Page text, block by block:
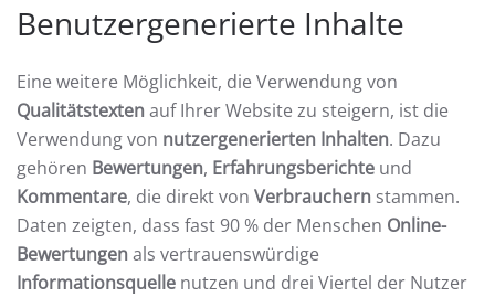
Benutzergenerierte Inhalte
Eine weitere Möglichkeit, die Verwendung von
Qualitätstextenauf Ihrer Website zu steigern, ist die
Verwendung von nutzergenerierten Inhalten. Dazu
gehören Bewertungen, Erfahrungsberichte und
Kommentare, die direkt von Verbrauchern stammen.
Daten zeigten, dass fast 90 % der Menschen Online-
Bewertungenals vertrauenswürdige
Informationsquelle nutzen und drei Viertel der Nutzer